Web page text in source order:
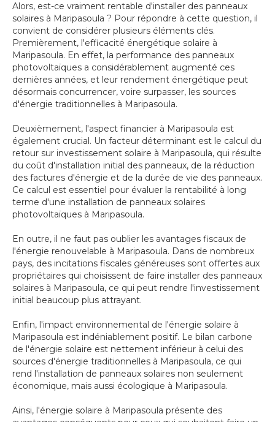
Alors, est-ce vraiment rentable d'installer des panneaux
solaires à Maripasoula ? Pour répondre à cette question, il
convient de considérer plusieurs éléments clés.
Premièrement, l'efficacité énergétique solaire à
Maripasoula. En effet, la performance des panneaux
photovoltaïques a considérablement augmenté ces
dernières années, et leur rendement énergétique peut
désormais concurrencer, voire surpasser, les sources
d'énergie traditionnelles à Maripasoula.
Deuxièmement, l'aspect financier à Maripasoula est
également crucial. Un facteur déterminant est le calcul du
retour sur investissement solaire à Maripasoula, qui résulte
du coût d'installation initial des panneaux, de la réduction
des factures d'énergie et de la durée de vie des panneaux.
Ce calcul est essentiel pour évaluer la rentabilité à long
terme d'une installation de panneaux solaires
photovoltaïques à Maripasoula.
En outre, il ne faut pas oublier les avantages fiscaux de
l'énergie renouvelable à Maripasoula. Dans de nombreux
pays, des incitations fiscales généreuses sont offertes aux
propriétaires qui choisissent de faire installer des panneaux
solaires à Maripasoula, ce qui peut rendre l'investissement
initial beaucoup plus attrayant.
Enfin, l'impact environnemental de l'énergie solaire à
Maripasoula est indéniablement positif. Le bilan carbone
de l'énergie solaire est nettement inférieur à celui des
sources d'énergie traditionnelles à Maripasoula, ce qui
rend l'installation de panneaux solaires non seulement
économique, mais aussi écologique à Maripasoula.
Ainsi, l'énergie solaire à Maripasoula présente des